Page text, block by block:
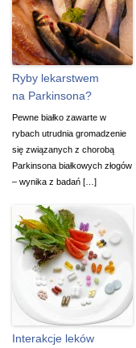
Ryby lekarstwem
na Parkinsona?
Pewne białko zawarte w
rybach utrudnia gromadzenie
się związanych z chorobą
Parkinsona białkowych złogów
– wynika z badań […]
Interakcje leków